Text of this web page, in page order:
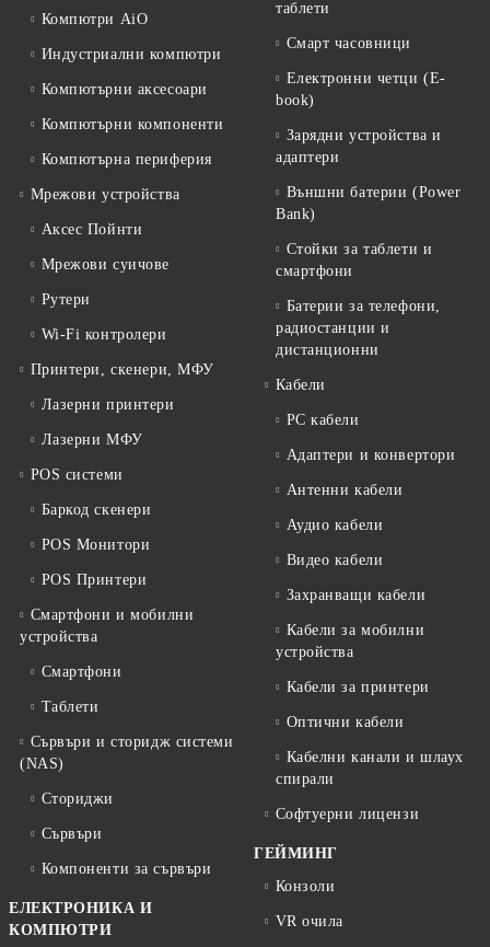
Компютри AiO
Индустриални компютри
Компютърни аксесоари
Компютърни компоненти
Компютърна периферия
Мрежови устройства
Аксес Пойнти
Мрежови суичове
Рутери
Wi-Fi контролери
Принтери, скенери, МФУ
Лазерни принтери
Лазерни МФУ
POS системи
Баркод скенери
POS Монитори
POS Принтери
Смартфони и мобилни
устройства
Смартфони
Таблети
Сървъри и сторидж системи
(NAS)
Сториджи
Сървъри
Компоненти за сървъри
ЕЛЕКТРОНИКА И
КОМПЮТРИ
таблети
Смарт часовници
Електронни четци (E-
book)
Зарядни устройства и
адаптери
Външни батерии (Power
Bank)
Стойки за таблети и
смартфони
Батерии за телефони,
радиостанции и
дистанционни
Кабели
PC кабели
Адаптери и конвертори
Антенни кабели
Аудио кабели
Видео кабели
Захранващи кабели
Кабели за мобилни
устройства
Кабели за принтери
Оптични кабели
Кабелни канали и шлаух
спирали
Софтуерни лицензи
ГЕЙМИНГ
Конзоли
VR очила